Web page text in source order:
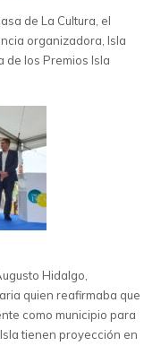
de La Cultura, el
organizadora, Isla
de los Premios Isla
Hidalgo,
quien reafirmaba que
como municipio para
tienen proyección en